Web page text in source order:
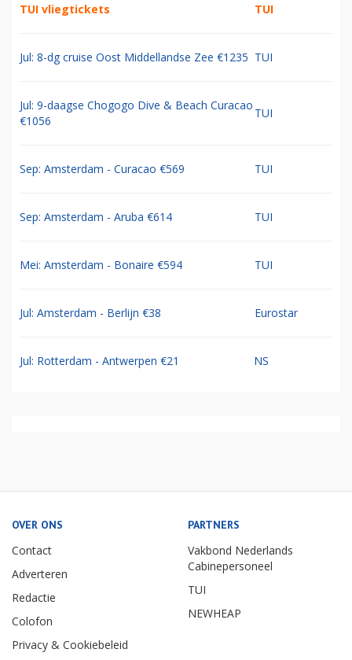
TUI vliegtickets TUI
Jul: 8-dg cruise Oost Middellandse Zee €1235 TUI
Jul: 9-daagse Chogogo Dive & Beach Curacao
€1056
TUI
Sep: Amsterdam - Curacao €569 TUI
Sep: Amsterdam - Aruba €614 TUI
Mei: Amsterdam - Bonaire €594 TUI
Jul: Amsterdam - Berlijn €38 Eurostar
Jul: Rotterdam - Antwerpen €21 NS
OVER ONS
Contact
Adverteren
Redactie
Colofon
Privacy & Cookiebeleid
PARTNERS
Vakbond Nederlands
Cabinepersoneel
TUI
NEWHEAP